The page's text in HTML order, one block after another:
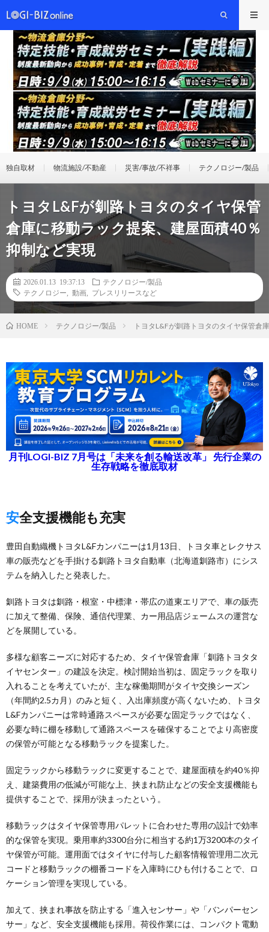
独自取材 物流施設/不動産 災害/事故/不祥事 テクノロジー/製品
トヨタL&Fが釧路トヨタのタイヤ保管
倉庫に移動ラック提案、建屋面積40％
抑制など実現
2026.01.13 19:37:13
テクノロジー/製品
テクノロジー
動画 プレスリリースなど
HOME テクノロジー/製品 トヨタL&Fが釧路トヨタのタイヤ保管倉
月刊LOGI-BIZ 7月号は「未来を創る輸送改革」 先行企業の
生存戦略を徹底取材
安全支援機能も充実
豊田自動織機トヨタL&Fカンパニーは1月13日、トヨタ車とレクサス
車の販売などを手掛ける釧路トヨタ自動車（北海道釧路市）にシス
テムを納入したと発表した。
釧路トヨタは釧路・根室・中標津・帯広の道東エリアで、車の販売
に加えて整備、保険、通信代理業、カー用品店ジェームスの運営な
どを展開している。
多様な顧客ニーズに対応するため、タイヤ保管倉庫「釧路トヨタタ
イヤセンター」の建設を決定。検討開始当初は、固定ラックを取り
入れることを考えていたが、主な稼働期間がタイヤ交換シーズン
（年間約2.5カ月）のみと短く、入出庫頻度が高くないため、トヨタ
L&Fカンパニーは常時通路スペースが必要な固定ラックではなく、
必要な時に棚を移動して通路スペースを確保することでより高密度
の保管が可能となる移動ラックを提案した。
固定ラックから移動ラックに変更することで、建屋面積を約40％抑
え、建築費用の低減が可能な上、挟まれ防止などの安全支援機能も
提供することで、採用が決まったという。
移動ラックはタイヤ保管専用パレットに合わせた専用の設計で効率
的な保管を実現。乗用車約3300台分に相当する約1万3200本のタイ
ヤ保管が可能。運用面ではタイヤに付与した顧客情報管理用二次元
コードと移動ラックの棚番コードを入庫時にひも付けることで、ロ
ケーション管理を実現している。
加えて、挟まれ事故を防止する「進入センサー」や「バンパーセン
サー」など、安全支援機能も採用。荷役作業には、コンパクト電動